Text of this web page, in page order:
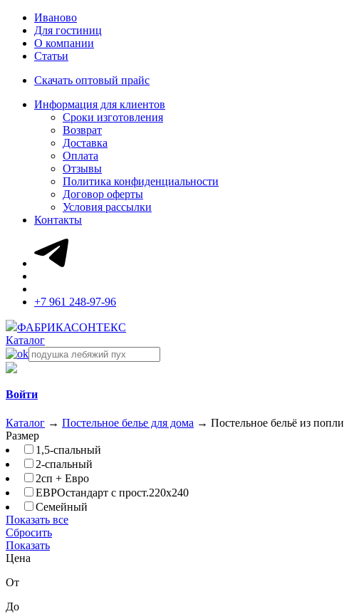
Иваново
Для гостиниц
О компании
Статьи
Скачать оптовый прайс
Информация для клиентов
Сроки изготовления
Возврат
Доставка
Оплата
Отзывы
Политика конфиденциальности
Договор оферты
Условия рассылки
Контакты
+7 961 248-97-96
ФАБРИКАСОНТЕКС
Каталог
Войти
Каталог → Постельное белье для дома → Постельное бельё из
Размер
1,5-спальный
2-спальный
2сп + Евро
ЕВРОстандарт с прост.220х240
Семейный
Показать все
Сбросить
Показать
Цена
От
До